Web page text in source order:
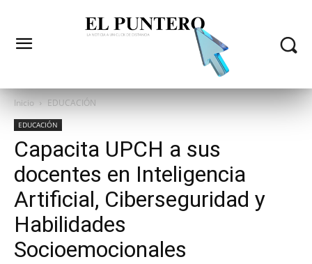
Inicio EDUCACIÓN
EDUCACIÓN
Capacita UPCH a sus
docentes en Inteligencia
Artificial, Ciberseguridad y
Habilidades
Socioemocionales